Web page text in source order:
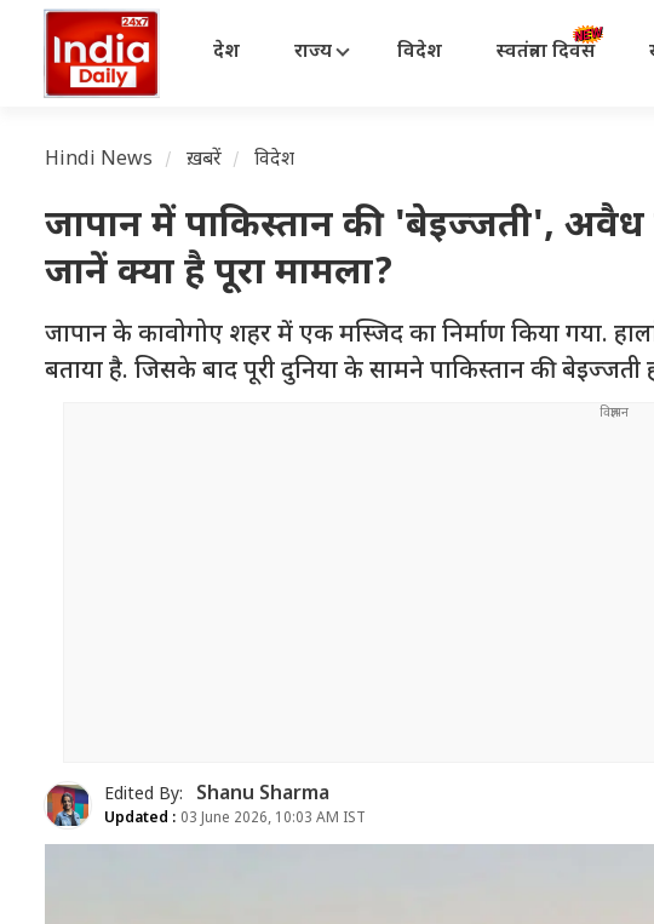
देश राज्य विदेश स्वतंत्रता दिवस
Hindi News ख़बरें विदेश
जापान में पाकिस्तान की 'बेइज्जती',
जानें क्या है पूरा मामला?
जापान के कावोगोए शहर में एक मस्जिद का निर्माण किया गया.
बताया है. जिसके बाद पूरी दुनिया के सामने पाकिस्तान की
Edited By: Shanu Sharma
Updated : 03 June 2026, 10:03 AM IST